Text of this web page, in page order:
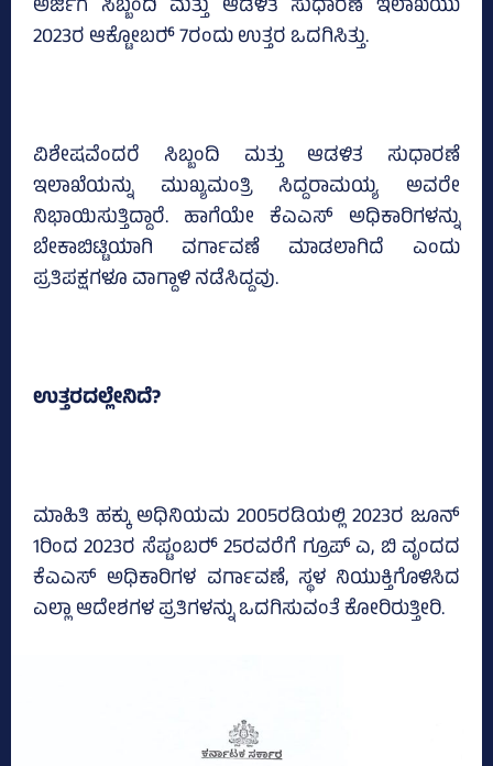
ಅರ್ಜಿಗೆ ಸಿಬ್ಬಂದಿ ಮತ್ತು ಆಡಳಿತ ಸುಧಾರಣೆ ಇಲಾಖೆಯು
2023ರ ಆಕ್ಟೋಬರ್‍‌ 7ರಂದು ಉತ್ತರ ಒದಗಿಸಿತ್ತು.
ವಿಶೇಷವೆಂದರೆ ಸಿಬ್ಬಂದಿ ಮತ್ತು ಆಡಳಿತ ಸುಧಾರಣೆ
ಇಲಾಖೆಯನ್ನು ಮುಖ್ಯಮಂತ್ರಿ ಸಿದ್ದರಾಮಯ್ಯ ಅವರೇ
ನಿಭಾಯಿಸುತ್ತಿದ್ದಾರೆ. ಹಾಗೆಯೇ ಕೆಎಎಸ್‌ ಅಧಿಕಾರಿಗಳನ್ನು
ಬೇಕಾಬಿಟ್ಟಿಯಾಗಿ ವರ್ಗಾವಣೆ ಮಾಡಲಾಗಿದೆ ಎಂದು
ಪ್ರತಿಪಕ್ಷಗಳೂ ವಾಗ್ದಾಳಿ ನಡೆಸಿದ್ದವು.
ಉತ್ತರದಲ್ಲೇನಿದೆ?
ಮಾಹಿತಿ ಹಕ್ಕು ಅಧಿನಿಯಮ 2005ರಡಿಯಲ್ಲಿ 2023ರ ಜೂನ್‌
1ರಿಂದ 2023ರ ಸೆಪ್ಟಂಬರ್‍‌ 25ರವರೆಗೆ ಗ್ರೂಪ್‌ ಎ, ಬಿ ವೃಂದದ
ಕೆಎಎಸ್‌ ಅಧಿಕಾರಿಗಳ ವರ್ಗಾವಣೆ, ಸ್ಥಳ ನಿಯುಕ್ತಿಗೊಳಿಸಿದ
ಎಲ್ಲಾ ಆದೇಶಗಳ ಪ್ರತಿಗಳನ್ನು ಒದಗಿಸುವಂತೆ ಕೋರಿರುತ್ತೀರಿ.